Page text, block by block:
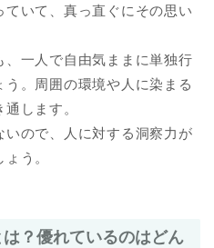
いて、真っ直ぐにその思い
一人で自由気ままに単独行
。周囲の環境や人に染まる
します。
ので、人に対する洞察力が
う。
？優れているのはどん